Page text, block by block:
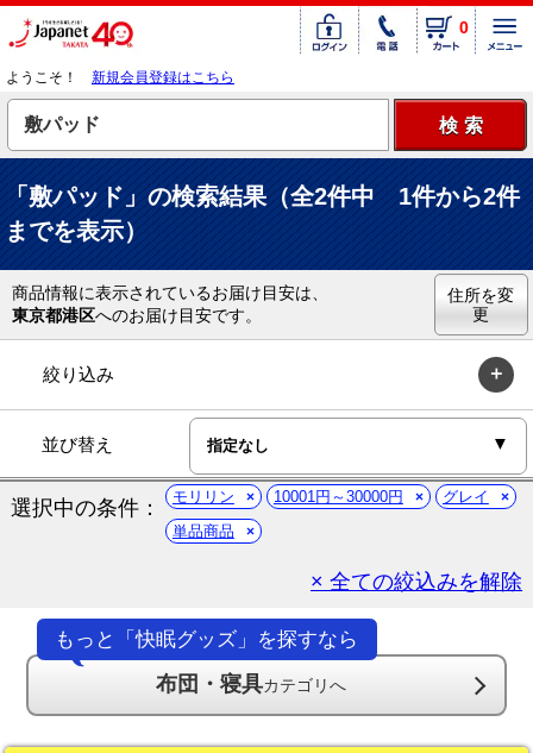
0
ようこそ！ 新規会員登録はこちら
「敷パッド」の検索結果（全2件中 1件から2件
までを表示）
商品情報に表示されているお届け目安は、
東京都港区へのお届け目安です。
住所を変
更
絞り込み
並び替え
選択中の条件： モリリン 10001円～30000円
グレイ
単品商品
× 全ての絞込みを解除
もっと「快眠グッズ」を探すなら
布団・寝具カテゴリへ